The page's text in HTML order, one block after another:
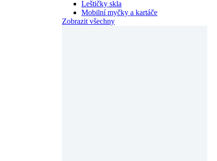
Leštičky skla
Mobilní myčky a kartáče
Zobrazit všechny